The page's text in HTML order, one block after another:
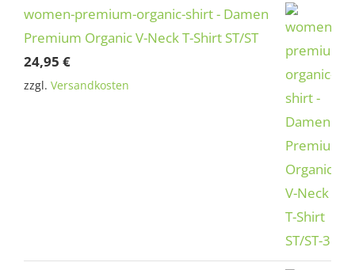
women-premium-organic-shirt - Damen
Premium Organic V-Neck T-Shirt ST/ST
24,95 €
zzgl. Versandkosten